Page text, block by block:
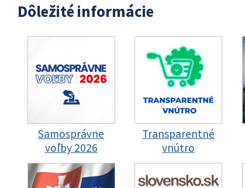
Dôležité informácie
Samosprávne
voľby 2026
Transparentné
vnútro